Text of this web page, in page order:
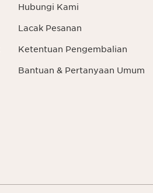
Hubungi Kami
Lacak Pesanan
Ketentuan Pengembalian
Bantuan & Pertanyaan Umum